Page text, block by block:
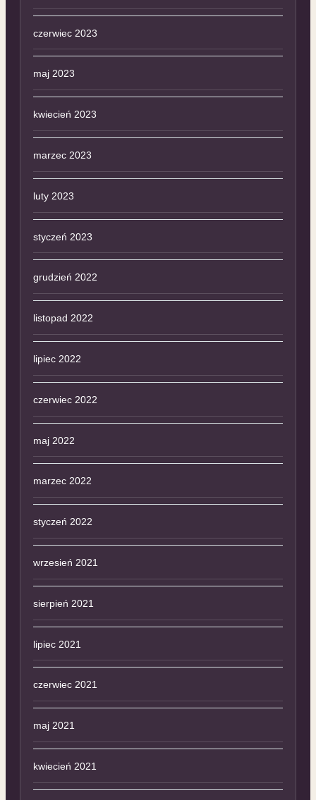
czerwiec 2023
maj 2023
kwiecień 2023
marzec 2023
luty 2023
styczeń 2023
grudzień 2022
listopad 2022
lipiec 2022
czerwiec 2022
maj 2022
marzec 2022
styczeń 2022
wrzesień 2021
sierpień 2021
lipiec 2021
czerwiec 2021
maj 2021
kwiecień 2021